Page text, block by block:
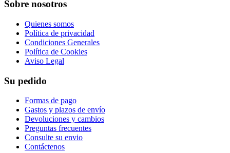
Sobre nosotros
Quienes somos
Política de privacidad
Condiciones Generales
Política de Cookies
Aviso Legal
Su pedido
Formas de pago
Gastos y plazos de envío
Devoluciones y cambios
Preguntas frecuentes
Consulte su envio
Contáctenos